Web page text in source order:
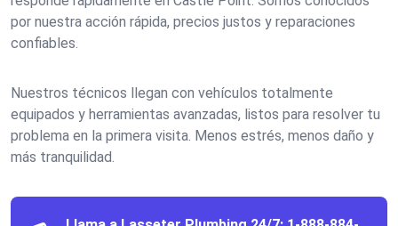
por nuestra acción rápida, precios justos y reparaciones
confiables.
Nuestros técnicos llegan con vehículos totalmente
equipados y herramientas avanzadas, listos para resolver tu
problema en la primera visita. Menos estrés, menos daño y
más tranquilidad.